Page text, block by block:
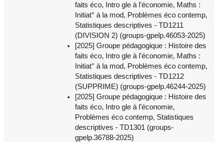
faits éco, Intro gle à l'économie, Maths :
Initiat° à la mod, Problèmes éco contemp,
Statistiques descriptives - TD1211
(DIVISION 2) (groups-gpelp.46053-2025)
[2025] Groupe pédagogique : Histoire des
faits éco, Intro gle à l'économie, Maths :
Initiat° à la mod, Problèmes éco contemp,
Statistiques descriptives - TD1212
(SUPPRIME) (groups-gpelp.46244-2025)
[2025] Groupe pédagogique : Histoire des
faits éco, Intro gle à l'économie,
Problèmes éco contemp, Statistiques
descriptives - TD1301 (groups-
gpelp.36788-2025)